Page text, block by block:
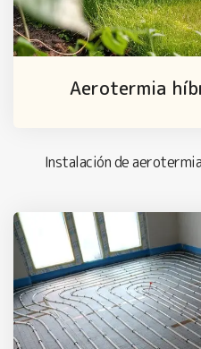
Aerotermia
Instalación de